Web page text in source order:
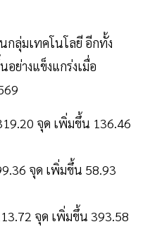
ลุ่มเทคโนโลยี อีกทั้ง
ย่างแข็งแกร่งเมื่อ
จุด เพิ่มขึ้น 136.46
จุด เพิ่มขึ้น 58.93
จุด เพิ่มขึ้น 393.58